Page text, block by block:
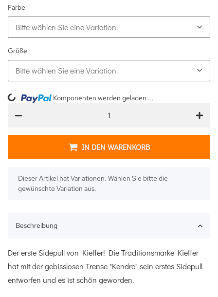
Farbe
Bitte wählen Sie eine Variation.
Größe
Bitte wählen Sie eine Variation.
IN DEN WARENKORB
Komponenten werden geladen ...
x
Dieser Artikel hat Variationen. Wählen Sie bitte die
gewünschte Variation aus.
Beschreibung
Der erste Sidepull von Kieffer! Die Traditionsmarke Kieffer
hat mit der gebisslosen Trense "Kendra" sein erstes Sidepull
entworfen und es ist schön geworden.